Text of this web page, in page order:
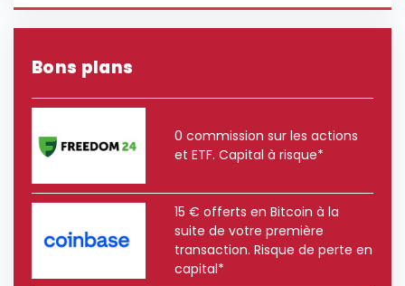
Bons plans
0 commission sur les actions
et ETF. Capital à risque*
15 € offerts en Bitcoin à la
suite de votre première
transaction. Risque de perte en
capital*